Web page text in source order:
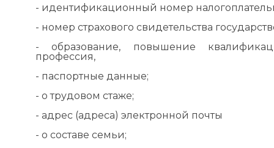
- идентификационный номер
- номер страхового свидетельства
- образование, повышение
профессия,
- паспортные данные;
- о трудовом стаже;
- адрес (адреса) электронной почты
- о составе семьи;